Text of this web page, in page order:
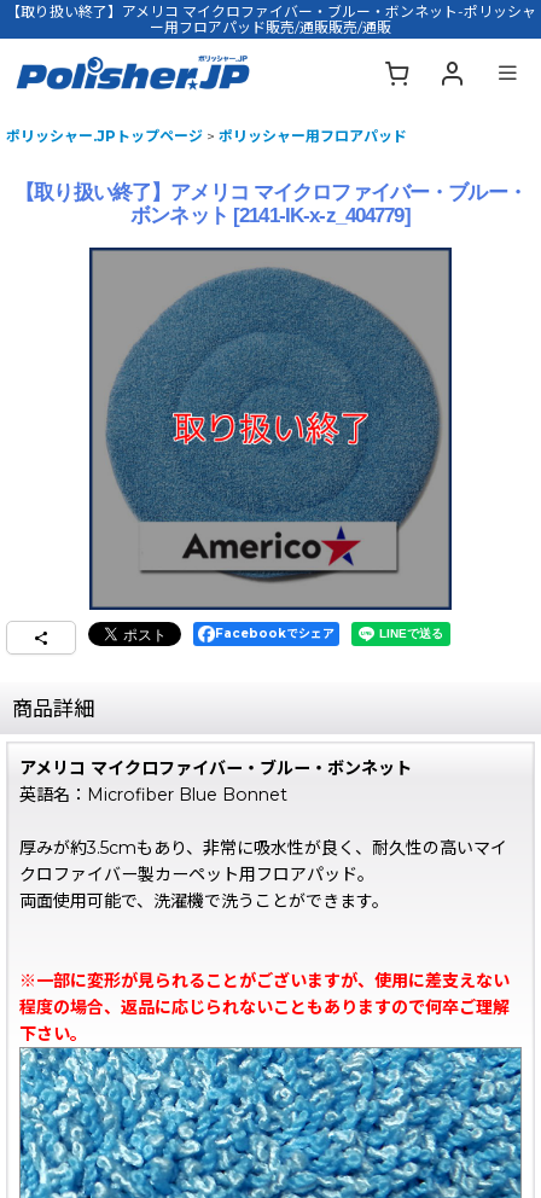
【取り扱い終了】アメリコ マイクロファイバー・ブルー・ボンネット-ポリッシャ
ー用フロアパッド販売/通販販売/通販
ポリッシャー.JPトップページ > ポリッシャー用フロアパッド
【取り扱い終了】アメリコ マイクロファイバー・ブルー・
ボンネット [2141-IK-x-z_404779]
Facebookでシェア
商品詳細
アメリコ マイクロファイバー・ブルー・ボンネット
英語名：Microfiber Blue Bonnet
厚みが約3.5cmもあり、非常に吸水性が良く、耐久性の高いマイ
クロファイバー製カーペット用フロアパッド。
両面使用可能で、洗濯機で洗うことができます。
※一部に変形が見られることがございますが、使用に差支えない
程度の場合、返品に応じられないこともありますので何卒ご理解
下さい。